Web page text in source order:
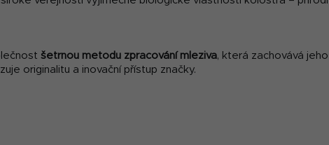
šetrnou metodu zpracování mleziva, která zachovává
originalitu a inovační přístup značky.